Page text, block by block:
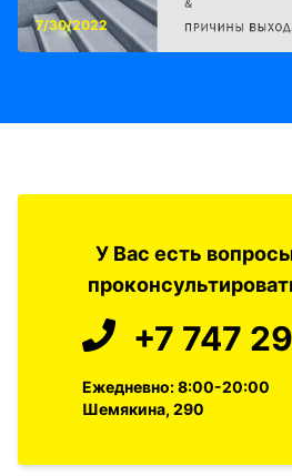
7/30/2022
У Вас есть
+7 747
Ежедневно: 8:00-20:00
Шемякина, 290